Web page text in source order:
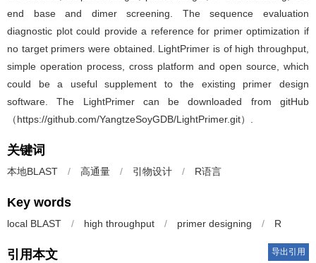
end base and dimer screening. The sequence evaluation
diagnostic plot could provide a reference for primer optimization if
no target primers were obtained. LightPrimer is of high throughput,
simple operation process, cross platform and open source, which
could be a useful supplement to the existing primer design
software. The LightPrimer can be downloaded from gitHub
（https://github.com/YangtzeSoyGDB/LightPrimer.git）.
关键词
本地BLAST / 高通量 / 引物设计 / R语言
Key words
local BLAST / high throughput / primer designing / R
引用本文 导出引用